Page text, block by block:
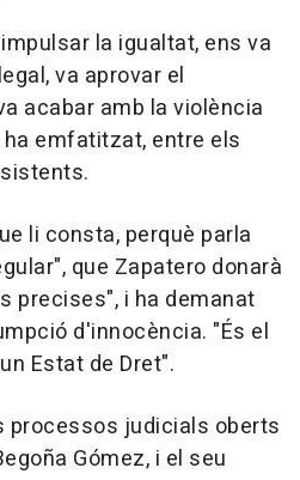
la igualtat, ens va
va aprovar el
acabar amb la violència
emfatitzat, entre els
li consta, perquè parla
que Zapatero donarà
precises", i ha demanat
d'innocència. "És el
Estat de Dret".
processos judicials oberts
Gómez, i el seu